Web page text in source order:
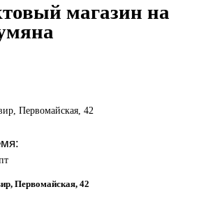
магазин на
Первомайская, 42
Первомайская, 42